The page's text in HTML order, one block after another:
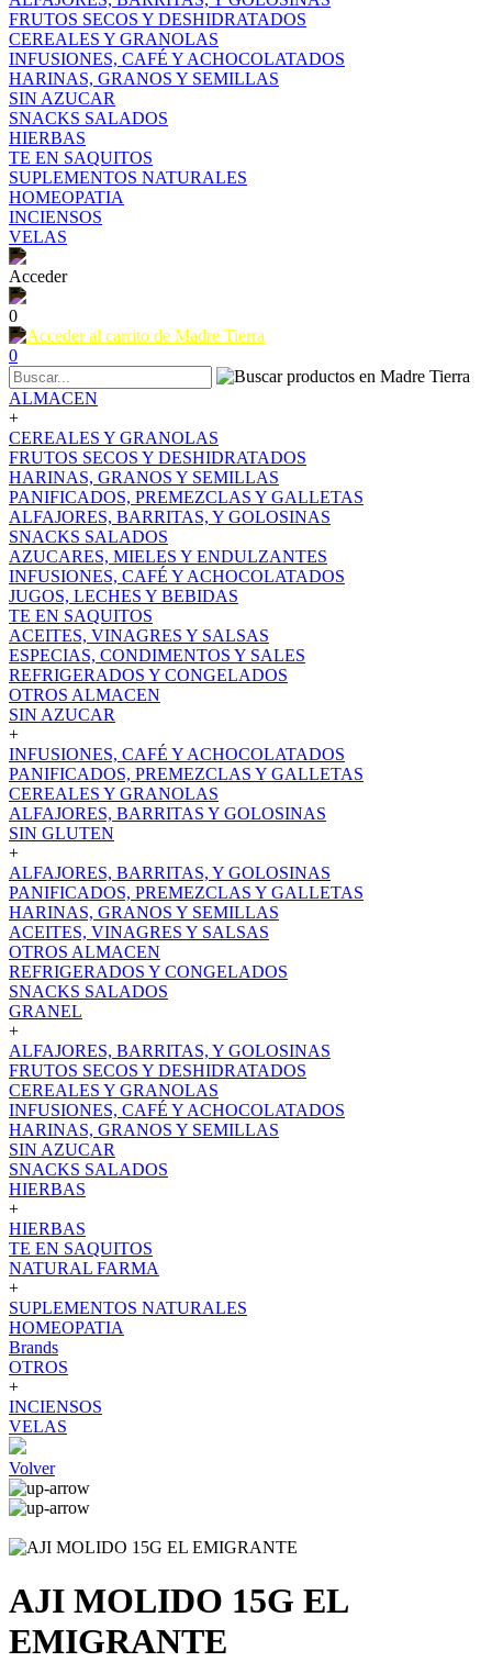
FRUTOS SECOS Y DESHIDRATADOS
CEREALES Y GRANOLAS
INFUSIONES, CAFÉ Y ACHOCOLATADOS
HARINAS, GRANOS Y SEMILLAS
SIN AZUCAR
SNACKS SALADOS
HIERBAS
TE EN SAQUITOS
SUPLEMENTOS NATURALES
HOMEOPATIA
INCIENSOS
VELAS
Acceder
0
0
ALMACEN
+
CEREALES Y GRANOLAS
FRUTOS SECOS Y DESHIDRATADOS
HARINAS, GRANOS Y SEMILLAS
PANIFICADOS, PREMEZCLAS Y GALLETAS
ALFAJORES, BARRITAS, Y GOLOSINAS
SNACKS SALADOS
AZUCARES, MIELES Y ENDULZANTES
INFUSIONES, CAFÉ Y ACHOCOLATADOS
JUGOS, LECHES Y BEBIDAS
TE EN SAQUITOS
ACEITES, VINAGRES Y SALSAS
ESPECIAS, CONDIMENTOS Y SALES
REFRIGERADOS Y CONGELADOS
OTROS ALMACEN
SIN AZUCAR
+
INFUSIONES, CAFÉ Y ACHOCOLATADOS
PANIFICADOS, PREMEZCLAS Y GALLETAS
CEREALES Y GRANOLAS
ALFAJORES, BARRITAS Y GOLOSINAS
SIN GLUTEN
+
ALFAJORES, BARRITAS, Y GOLOSINAS
PANIFICADOS, PREMEZCLAS Y GALLETAS
HARINAS, GRANOS Y SEMILLAS
ACEITES, VINAGRES Y SALSAS
OTROS ALMACEN
REFRIGERADOS Y CONGELADOS
SNACKS SALADOS
GRANEL
+
ALFAJORES, BARRITAS, Y GOLOSINAS
FRUTOS SECOS Y DESHIDRATADOS
CEREALES Y GRANOLAS
INFUSIONES, CAFÉ Y ACHOCOLATADOS
HARINAS, GRANOS Y SEMILLAS
SIN AZUCAR
SNACKS SALADOS
HIERBAS
+
HIERBAS
TE EN SAQUITOS
NATURAL FARMA
+
SUPLEMENTOS NATURALES
HOMEOPATIA
Brands
OTROS
+
INCIENSOS
VELAS
Volver
AJI MOLIDO 15G EL
EMIGRANTE